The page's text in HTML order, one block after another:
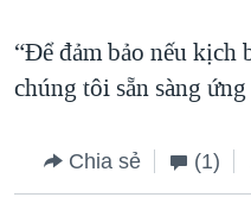
“Để đảm bảo nếu kịch
chúng tôi sẵn sàng
Chia sẻ (1)